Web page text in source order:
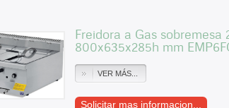
Freidora a Gas sobremesa
800x635x285h mm
VER MÁS...
Solicitar mas informacion...